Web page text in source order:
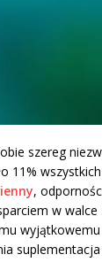
szereg
11%
,
w